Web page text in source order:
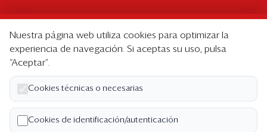
Suscripción individual
Paquetes corporativos
Edición Impresa
Nosotros
Nuestra página web utiliza cookies para optimizar la
experiencia de navegación. Si aceptas su uso, pulsa
“Aceptar”.
Cookies técnicas o necesarias
Cookies de identificación/autenticación